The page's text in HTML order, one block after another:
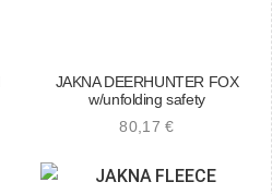
JAKNA DEERHUNTER FOX
w/unfolding safety
80,17€